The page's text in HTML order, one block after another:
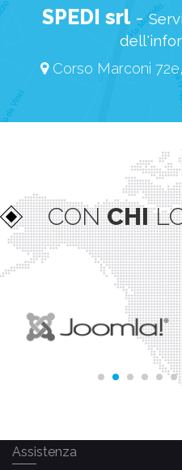
SPEDI srl-
Corso Marconi
CONCHI
Assistenza